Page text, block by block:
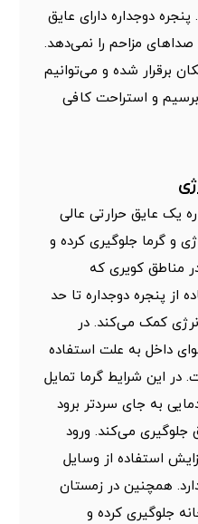
دوجداره دارای عایق
مزاحم را نمی‌دهد.
برقرار شده و می‌توانیم
برسیم و استراحت کافی
یک عایق حرارتی عالی
و گرما جلوگیری کرده و
مناطق کویری که
از پنجره دوجداره تا حد
کمک می‌کند. در
داخل به علت استفاده
این شرایط گرما تمایل
به جای سردتر برود
جلوگیری می‌کند. ورود
استفاده از وسایل
همچنین در زمستان
جلوگیری کرده و